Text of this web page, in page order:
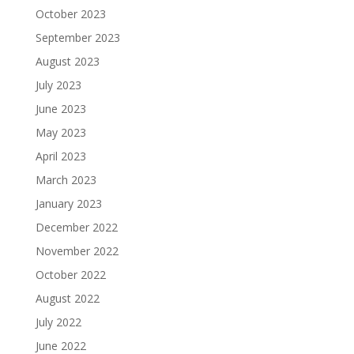
October 2023
September 2023
August 2023
July 2023
June 2023
May 2023
April 2023
March 2023
January 2023
December 2022
November 2022
October 2022
August 2022
July 2022
June 2022